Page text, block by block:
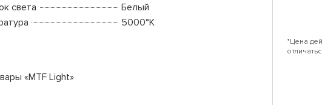
света
Белый
5000°K
«MTF Light»
*Цена